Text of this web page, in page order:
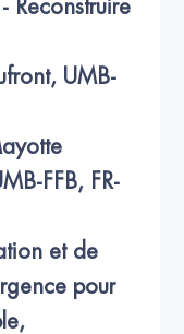
Reconstruire
UMB-
FFB, FR-
et de
pour